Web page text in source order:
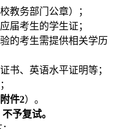
务部门公章）；
考生的学生证；
考生需提供相关学历
、英语水平证明等；
附件2）。
予复试。